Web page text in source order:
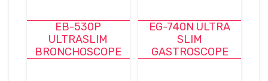
EB-530P
ULTRASLIM
BRONCHOSCOPE
EG-740N ULTRA
SLIM
GASTROSCOPE